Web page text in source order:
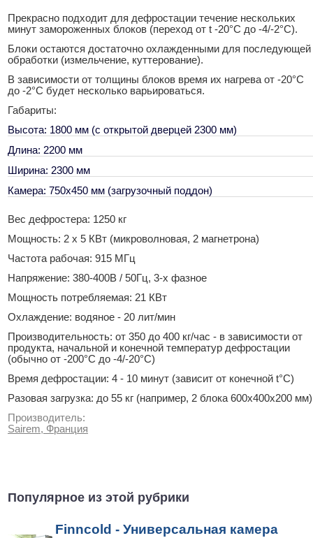
Прекрасно подходит для дефростации течение нескольких
минут замороженных блоков (переход от t -20°С до -4/-2°С).
Блоки остаются достаточно охлажденными для последующей
обработки (измельчение, куттерование).
В зависимости от толщины блоков время их нагрева от -20°С
до -2°С будет несколько варьироваться.
Габариты:
Высота: 1800 мм (с открытой дверцей 2300 мм)
Длина: 2200 мм
Ширина: 2300 мм
Камера: 750х450 мм (загрузочный поддон)
Вес дефростера: 1250 кг
Мощность: 2 х 5 КВт (микроволновая, 2 магнетрона)
Частота рабочая: 915 МГц
Напряжение: 380-400В / 50Гц, 3-х фазное
Мощность потребляемая: 21 КВт
Охлаждение: водяное - 20 лит/мин
Производительность: от 350 до 400 кг/час - в зависимости от
продукта, начальной и конечной температур дефростации
(обычно от -200°С до -4/-20°С)
Время дефростации: 4 - 10 минут (зависит от конечной t°C)
Разовая загрузка: до 55 кг (например, 2 блока 600х400х200 мм)
Производитель:
Sairem, Франция
Популярное из этой рубрики
Finncold - Универсальная камера